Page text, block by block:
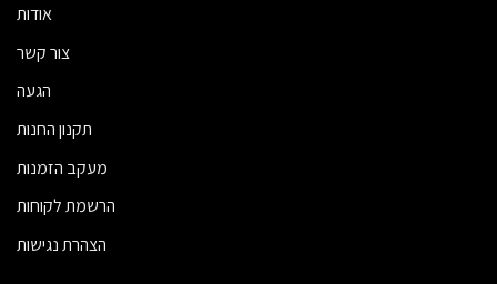
אודות
צור קשר
הגעה
תקנון החנות
מעקב הזמנות
הרשמת לקוחות
הצהרת נגישות